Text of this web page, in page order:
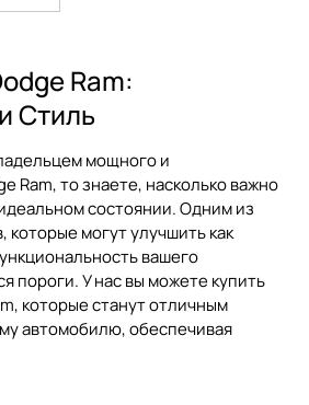
Ram:
Стиль
мощного и
Ram, то знаете, насколько важно
состоянии. Одним из
могут улучшить как
вашего
пороги. У нас вы можете купить
которые станут отличным
автомобилю, обеспечивая